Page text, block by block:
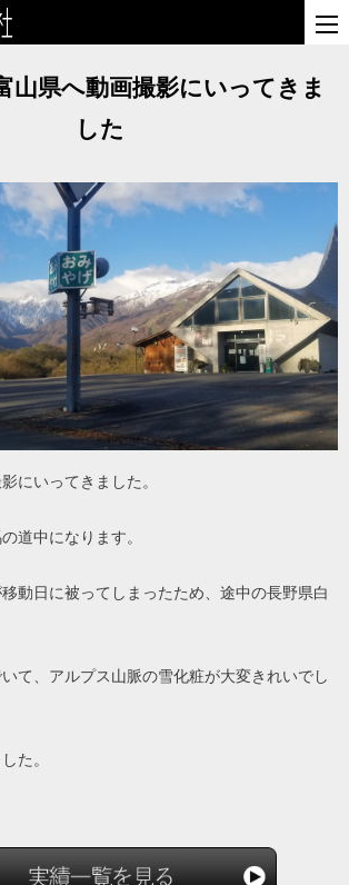
県へ動画撮影にいってきま
した
にいってきました。
道中になります。
動日に被ってしまったため、途中の長野県白
て、アルプス山脈の雪化粧が大変きれいでし
た。